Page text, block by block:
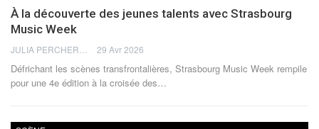
À la découverte des jeunes talents avec Strasbourg
Music Week
29 Avr 2026
Défrichant les scènes transfrontalières, Strasbourg Music Week rempile
pour une 4e édition à la croisée des…